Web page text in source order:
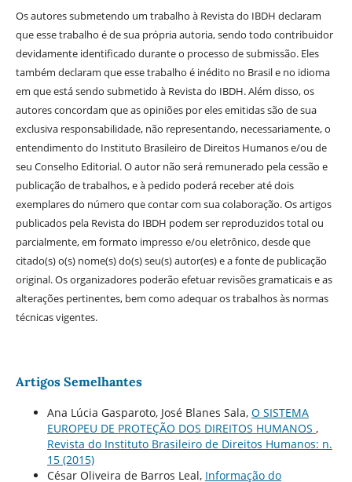
Os autores submetendo um trabalho à Revista do IBDH declaram
que esse trabalho é de sua própria autoria, sendo todo contribuidor
devidamente identificado durante o processo de submissão. Eles
também declaram que esse trabalho é inédito no Brasil e no idioma
em que está sendo submetido à Revista do IBDH. Além disso, os
autores concordam que as opiniões por eles emitidas são de sua
exclusiva responsabilidade, não representando, necessariamente, o
entendimento do Instituto Brasileiro de Direitos Humanos e/ou de
seu Conselho Editorial. O autor não será remunerado pela cessão e
publicação de trabalhos, e à pedido poderá receber até dois
exemplares do número que contar com sua colaboração. Os artigos
publicados pela Revista do IBDH podem ser reproduzidos total ou
parcialmente, em formato impresso e/ou eletrônico, desde que
citado(s) o(s) nome(s) do(s) seu(s) autor(es) e a fonte de publicação
original. Os organizadores poderão efetuar revisões gramaticais e as
alterações pertinentes, bem como adequar os trabalhos às normas
técnicas vigentes.
Artigos Semelhantes
Ana Lúcia Gasparoto, José Blanes Sala, O SISTEMA
EUROPEU DE PROTEÇÃO DOS DIREITOS HUMANOS ,
Revista do Instituto Brasileiro de Direitos Humanos: n.
15 (2015)
César Oliveira de Barros Leal, Informação do